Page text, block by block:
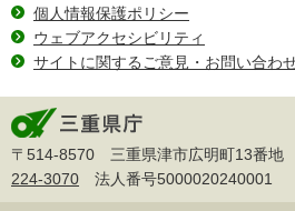
個人情報保護ポリシー
ウェブアクセシビリティ
サイトに関するご意見・お問い合わ
〒514-8570 三重県津市広明町13番地
224-3070 法人番号5000020240001